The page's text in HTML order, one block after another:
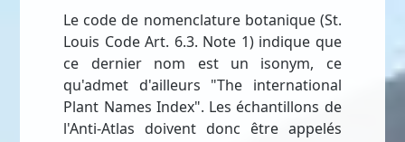
Le code de nomenclature botanique (St.
Louis Code Art. 6.3. Note 1) indique que
ce dernier nom est un isonym, ce
qu'admet d'ailleurs "The international
Plant Names Index". Les échantillons de
l'Anti-Atlas doivent donc être appelés